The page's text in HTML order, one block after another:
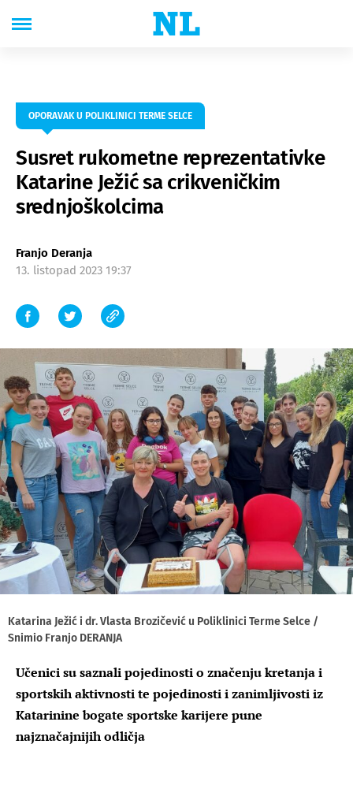
OPORAVAK U POLIKLINICI TERME SELCE
Susret rukometne reprezentativke
Katarine Ježić sa crikveničkim
srednjoškolcima
Franjo Deranja
13. listopad 2023 19:37
Katarina Ježić i dr. Vlasta Brozičević u Poliklinici Terme Selce /
Snimio Franjo DERANJA
Učenici su saznali pojedinosti o značenju kretanja i
sportskih aktivnosti te pojedinosti i zanimljivosti iz
Katarinine bogate sportske karijere pune
najznačajnijih odličja